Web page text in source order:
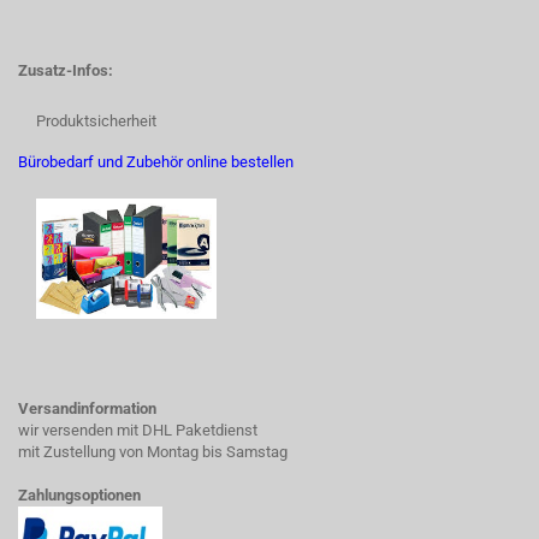
Zusatz-Infos:
Produktsicherheit
Bürobedarf und Zubehör online bestellen
Versandinformation
wir versenden mit DHL Paketdienst
mit Zustellung von Montag bis Samstag
Zahlungsoptionen